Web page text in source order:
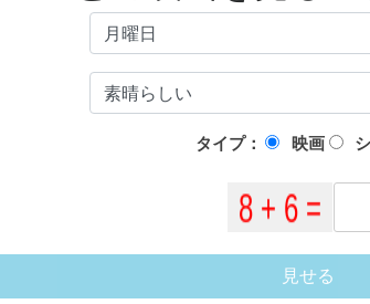
タイプ： 映画
見せる